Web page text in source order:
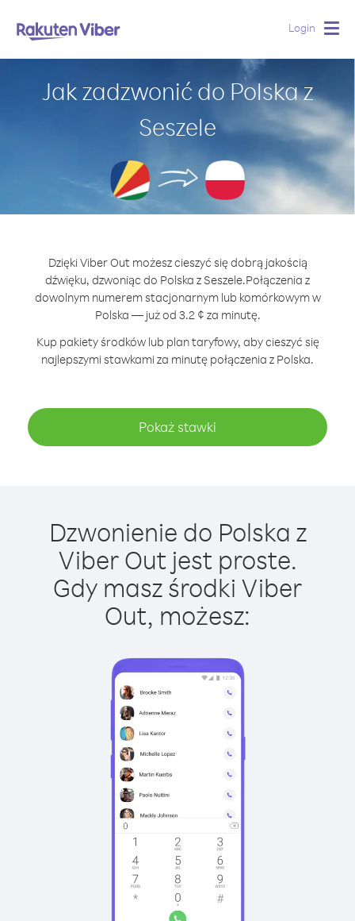
Login
Jak zadzwonić do Polska z
Seszele
Dzięki Viber Out możesz cieszyć się dobrą jakością
dźwięku, dzwoniąc do Polska z Seszele.Połączenia z
dowolnym numerem stacjonarnym lub komórkowym w
Polska — już od 3.2 ¢ za minutę.
Kup pakiety środków lub plan taryfowy, aby cieszyć się
najlepszymi stawkami za minutę połączenia z Polska.
Pokaż stawki
Dzwonienie do Polska z
Viber Out jest proste.
Gdy masz środki Viber
Out, możesz: